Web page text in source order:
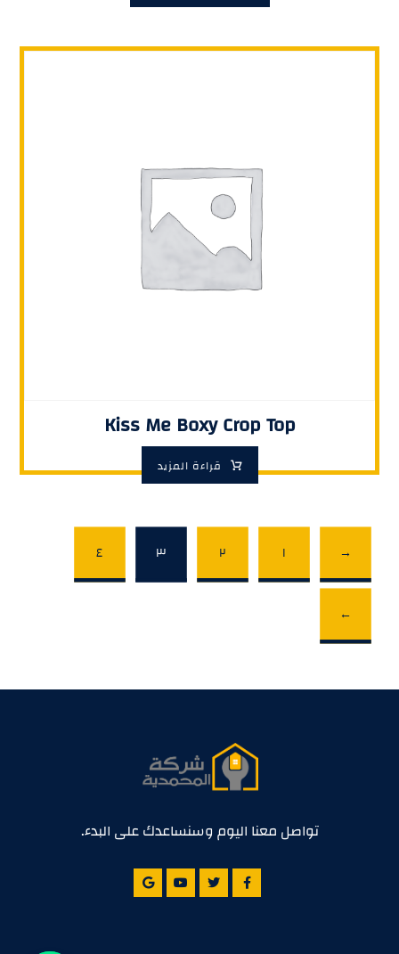
Kiss Me Boxy Crop Top
قراءة المزيد
→ ١ ٢ ٣ ٤
←
تواصل معنا اليوم وسنساعدك على البدء.